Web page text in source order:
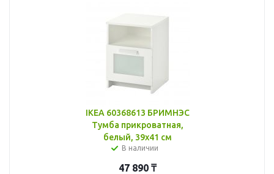
IKEA 60368613 БРИМНЭС
Тумба прикроватная,
белый, 39x41 см
В наличии
47 890₸